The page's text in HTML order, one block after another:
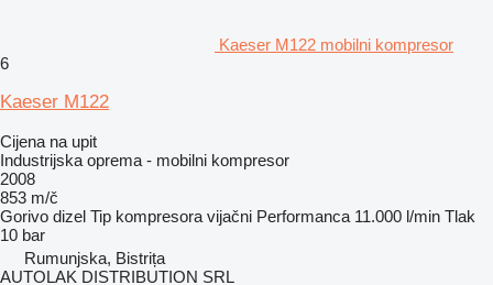
Kaeser M122 mobilni kompresor
6
Kaeser M122
Cijena na upit
Industrijska oprema - mobilni kompresor
2008
853 m/č
Gorivo dizel Tip kompresora vijačni Performanca 11.000 l/min Tlak
10 bar
Rumunjska, Bistrița
AUTOLAK DISTRIBUTION SRL